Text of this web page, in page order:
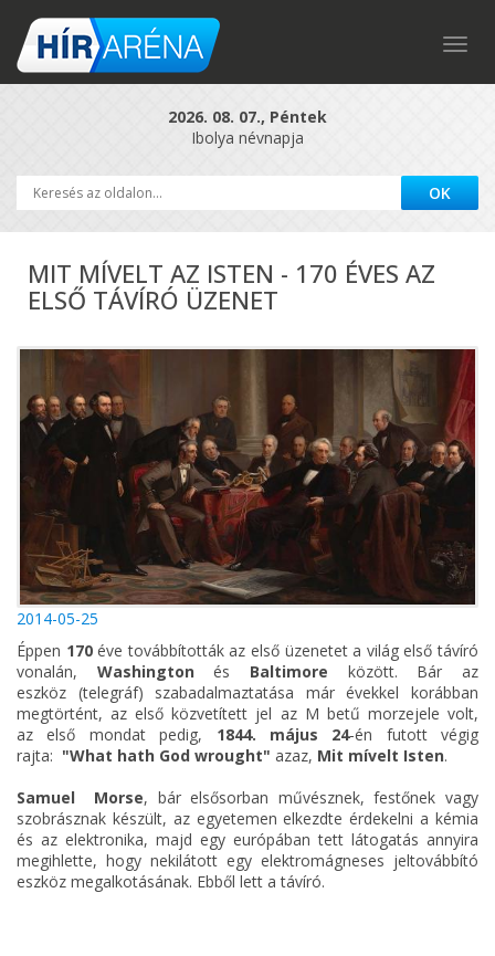
2026. 08. 07., Péntek
Ibolya névnapja
MIT MÍVELT AZ ISTEN - 170 ÉVES AZ
ELSŐ TÁVÍRÓ ÜZENET
2014-05-25
Éppen 170éve továbbították az első üzenetet a világ első távíró
vonalán, Washington és Baltimore között. Bár az
eszköz (telegráf) szabadalmaztatása már évekkel korábban
megtörtént, az első közvetített jel az M betű morzejele volt,
az első mondat pedig, 1844. május 24-én futott végig
rajta: "What hath God wrought" azaz, Mit mívelt Isten.
Samuel Morse, bár elsősorban művésznek, festőnek vagy
szobrásznak készült, az egyetemen elkezdte érdekelni a kémia
és az elektronika, majd egy európában tett látogatás annyira
megihlette, hogy nekilátott egy elektromágneses jeltovábbító
eszköz megalkotásának. Ebből lett a távíró.